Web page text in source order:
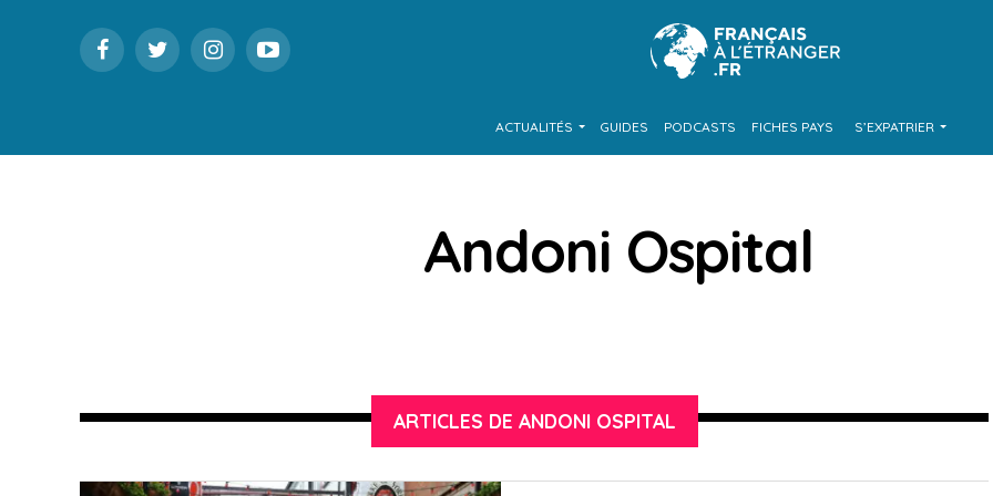
ACTUALITÉS GUIDES PODCASTS FICHES PAYS S’EXPATRIER
Andoni Ospital
ARTICLES DE ANDONI OSPITAL